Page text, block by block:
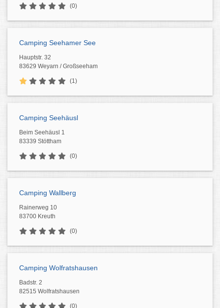
(0)
Camping Seehamer See
Hauptstr. 32
83629 Weyarn / Großseeham
(1)
Camping Seehäusl
Beim Seehäusl 1
83339 Stöttham
(0)
Camping Wallberg
Rainerweg 10
83700 Kreuth
(0)
Camping Wolfratshausen
Badstr. 2
82515 Wolfratshausen
(0)